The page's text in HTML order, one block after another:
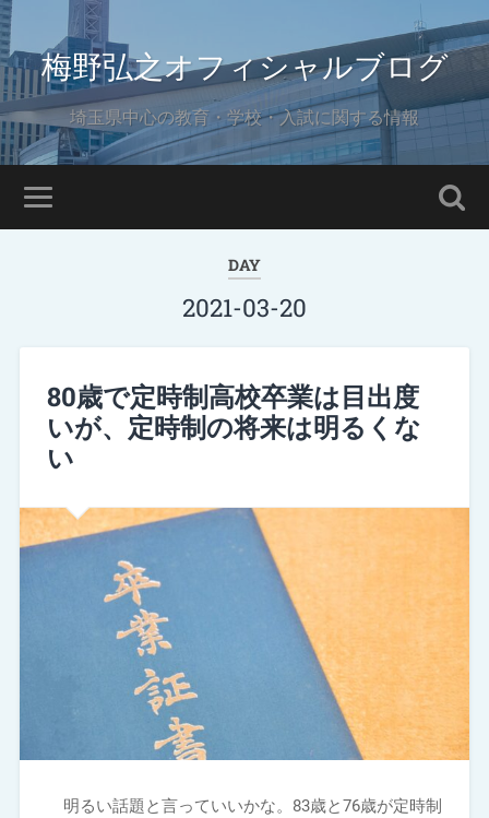
梅野弘之オフィシャルブログ
埼玉県中心の教育・学校・入試に関する情報
DAY
2021-03-20
80歳で定時制高校卒業は目出度
いが、定時制の将来は明るくな
い
明るい話題と言っていいかな。83歳と76歳が定時制